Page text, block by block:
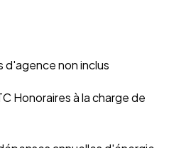
d'agence non inclus
Honoraires à la charge de